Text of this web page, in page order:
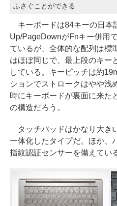
ふさぐことができる
キーボードは84キーの日本
Up/PageDownがFnキー併用
ているが、全体的な配列は標
はほぼ同じで、最上段のキー
している。キーピッチは約
ションでストロークはやや浅
時にキーボードが裏面に来た
の構造だろう。
タッチパッドはかなり大き
一体化したタイプだ。ほか、
指紋認証センサーを備えてい